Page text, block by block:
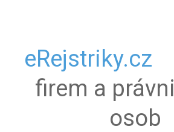
eRejstriky.cz
firem a
osob